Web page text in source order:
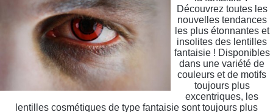
Découvrez toutes les
nouvelles tendances
les plus étonnantes et
insolites des lentilles
fantaisie ! Disponibles
dans une variété de
couleurs et de motifs
toujours plus
excentriques, les
lentilles cosmétiques de type fantaisie sont toujours plus